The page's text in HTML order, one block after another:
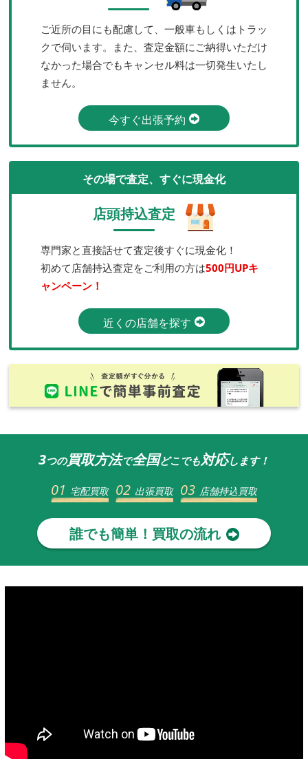
ご近所の目にも配慮して、一般車もしくはトラッ
クで伺います。また、査定金額にご納得いただけ
なかった場合でもキャンセル料は一切発生いたし
ません。
今すぐ出張予約
その場で査定、すぐに現金化
店頭持込査定
専門家と直接話せて査定後すぐに現金化！
初めて店舗持込査定をご利用の方は500円UPキ
ャンペーン！
近くの店舗を探す
3つの買取方法で全国どこでも対応します！
01 宅配買取 02 出張買取 03 店舗持込買取
誰でも簡単！買取の流れ